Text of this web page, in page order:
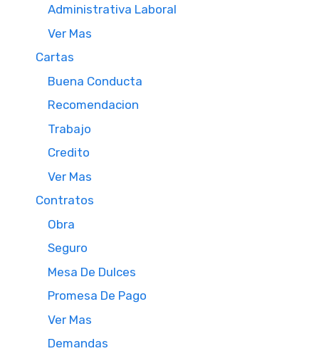
Administrativa Laboral
Ver Mas
Cartas
Buena Conducta
Recomendacion
Trabajo
Credito
Ver Mas
Contratos
Obra
Seguro
Mesa De Dulces
Promesa De Pago
Ver Mas
Demandas